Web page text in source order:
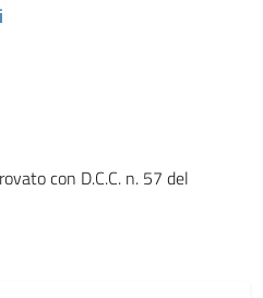
con D.C.C. n. 57 del